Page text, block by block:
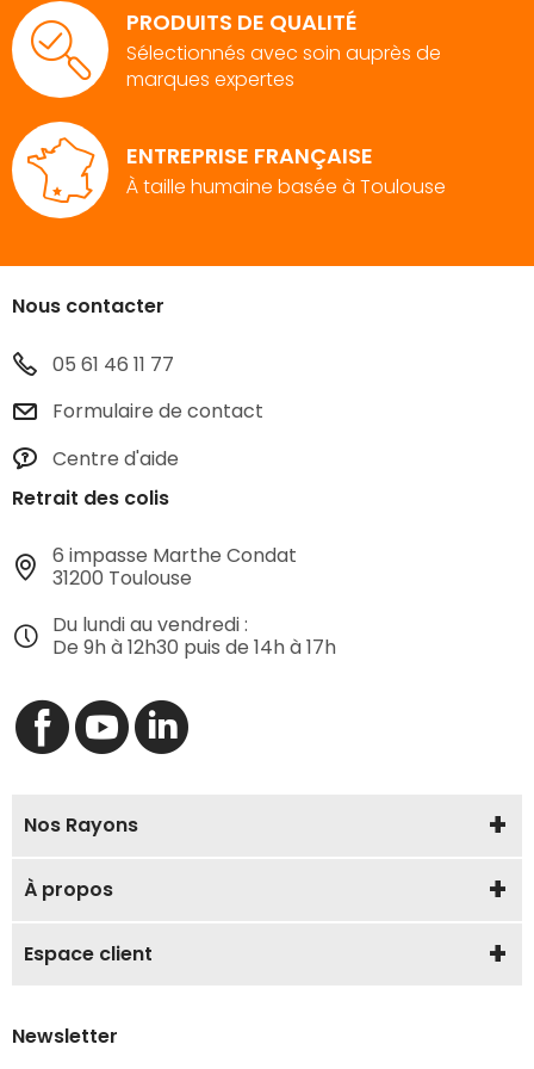
PRODUITS DE QUALITÉ
Sélectionnés avec soin auprès de
marques expertes
ENTREPRISE FRANÇAISE
À taille humaine basée à Toulouse
Nous contacter
05 61 46 11 77
Formulaire de contact
Centre d'aide
Retrait des colis
6 impasse Marthe Condat
31200 Toulouse
Du lundi au vendredi :
De 9h à 12h30 puis de 14h à 17h
Nos Rayons
À propos
Espace client
Newsletter